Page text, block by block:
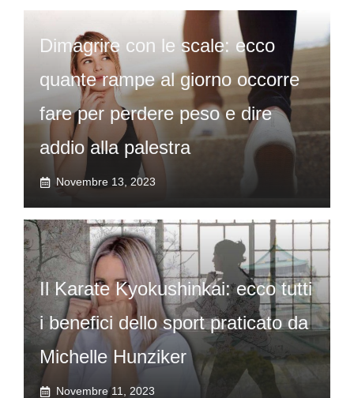
Dimagrire con le scale: ecco
quante rampe al giorno occorre
fare per perdere peso e dire
addio alla palestra
Novembre 13, 2023
Il Karate Kyokushinkai: ecco tutti
i benefici dello sport praticato da
Michelle Hunziker
Novembre 11, 2023